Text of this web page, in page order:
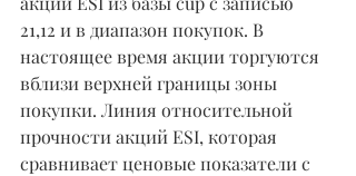
21,12 и в диапазон покупок. В
настоящее время акции торгуются
вблизи верхней границы зоны
покупки. Линия относительной
прочности акций ESI, которая
сравнивает ценовые показатели с